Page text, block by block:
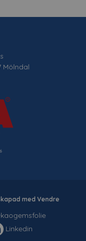
Mölndal
med Vendre
Linkedin